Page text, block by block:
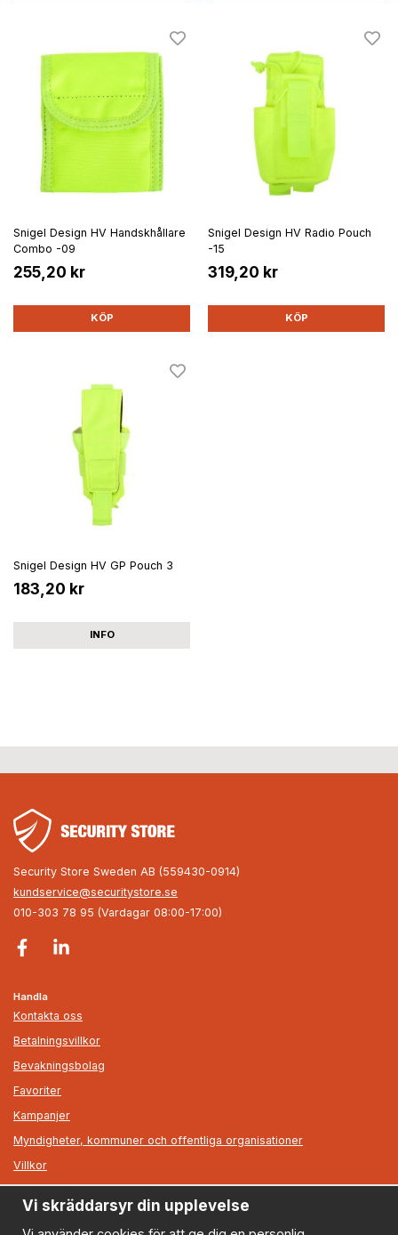
Snigel Design HV Handskhållare
Combo -09
255,20 kr
KÖP
Snigel Design HV Radio Pouch
-15
319,20 kr
KÖP
Snigel Design HV GP Pouch 3
183,20 kr
INFO
Security Store Sweden AB (559430-0914)
kundservice@securitystore.se
010-303 78 95 (Vardagar 08:00-17:00)
Handla
Kontakta oss
Betalningsvillkor
Bevakningsbolag
Favoriter
Kampanjer
Myndigheter, kommuner och offentliga organisationer
Villkor
Information
Om oss
Vi skräddarsyr din upplevelse